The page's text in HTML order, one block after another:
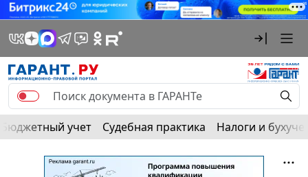
Бюджетный учет Судебная практика Налоги и